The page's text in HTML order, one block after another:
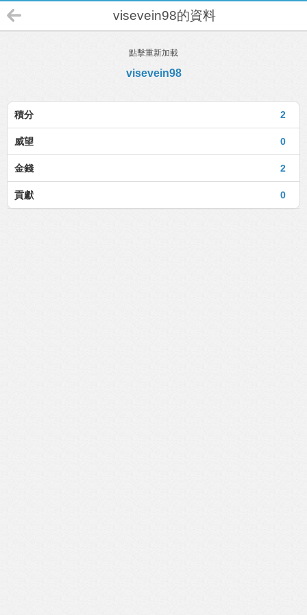
visevein98的資料
點擊重新加載
visevein98
2
積分
0
威望
2
金錢
0
貢獻